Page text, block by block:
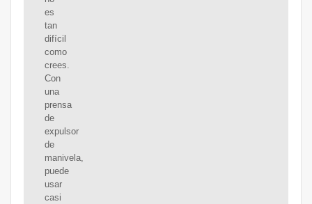
es
tan
difícil
como
crees.
Con
una
prensa
de
expulsor
de
manivela,
puede
usar
casi